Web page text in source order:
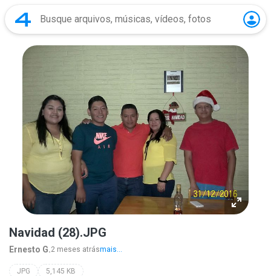
Navidad (28).JPG
Ernesto G.2 meses atrásmais...
JPG 5,145 KB